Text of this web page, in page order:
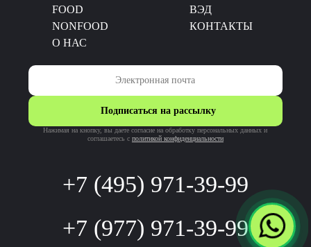
FOOD
ВЭД
NONFOOD
КОНТАКТЫ
О НАС
+7 (495) 971-39-99
+7 (977) 971-39-99
Подписаться на рассылку
Нажимая на кнопку, вы даете согласие на обработку персональных данных и
соглашаетесь c политикой конфиденциальности